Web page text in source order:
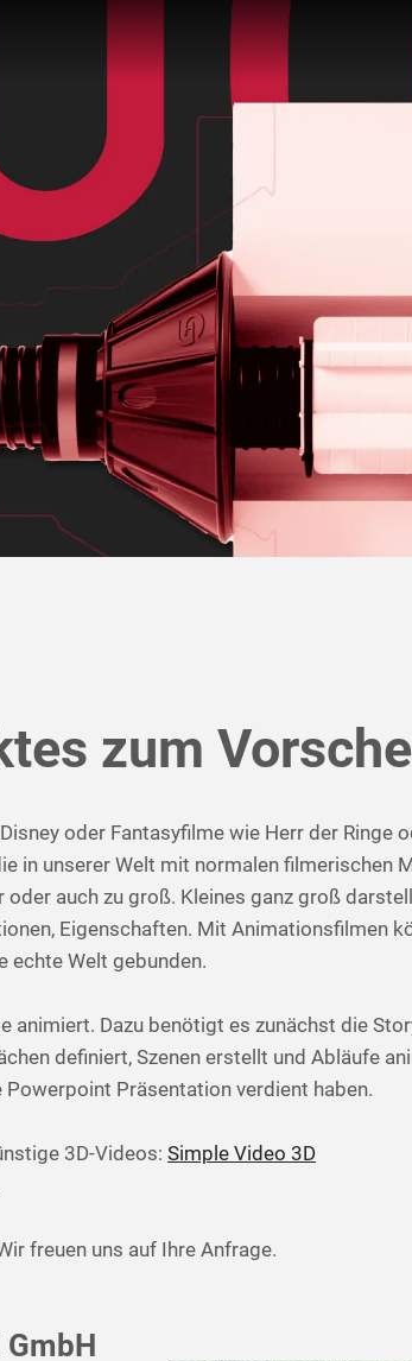
zum
oder Fantasyfilme wie Herr der Ringe
in unserer Welt mit normalen filmerischen
auch zu groß. Kleines ganz groß
Eigenschaften. Mit Animationsfilmen
echte Welt gebunden.
animiert. Dazu benötigt es zunächst die
definiert, Szenen erstellt und Abläufe
Präsentation verdient haben.
3D-Videos: Simple Video 3D
freuen uns auf Ihre Anfrage.